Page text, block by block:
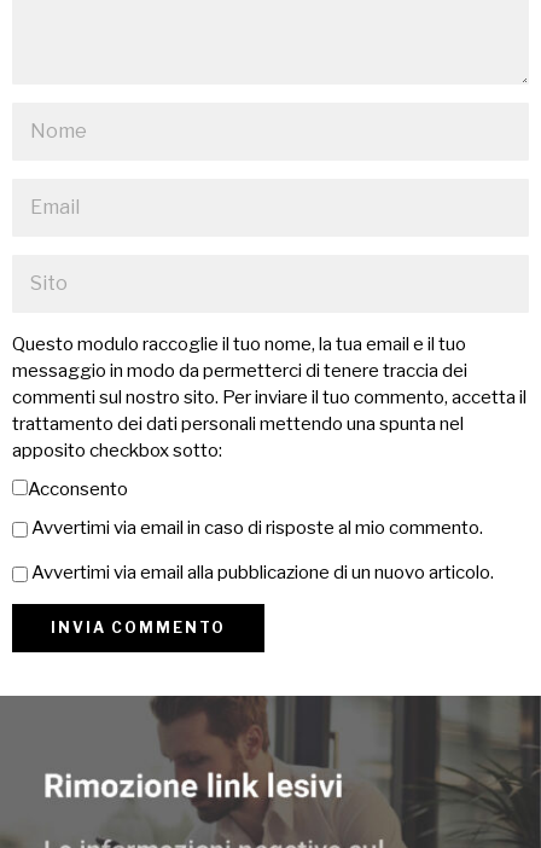
Questo modulo raccoglie il tuo nome, la tua email e il tuo
messaggio in modo da permetterci di tenere traccia dei
commenti sul nostro sito. Per inviare il tuo commento, accetta il
trattamento dei dati personali mettendo una spunta nel
apposito checkbox sotto:
Acconsento
Avvertimi via email in caso di risposte al mio commento.
Avvertimi via email alla pubblicazione di un nuovo articolo.